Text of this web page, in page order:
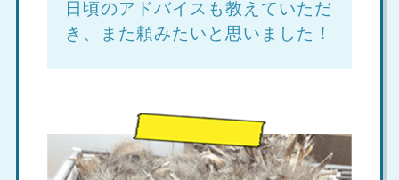
日頃のアドバイスも教えていただ
き、また頼みたいと思いました！